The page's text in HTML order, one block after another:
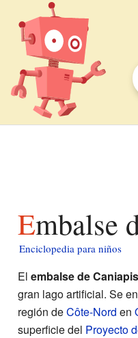
Enciclopedia para niños
El embalse de
gran lago artificial. Se
región deCôte-Nord en
superficie del Proyecto